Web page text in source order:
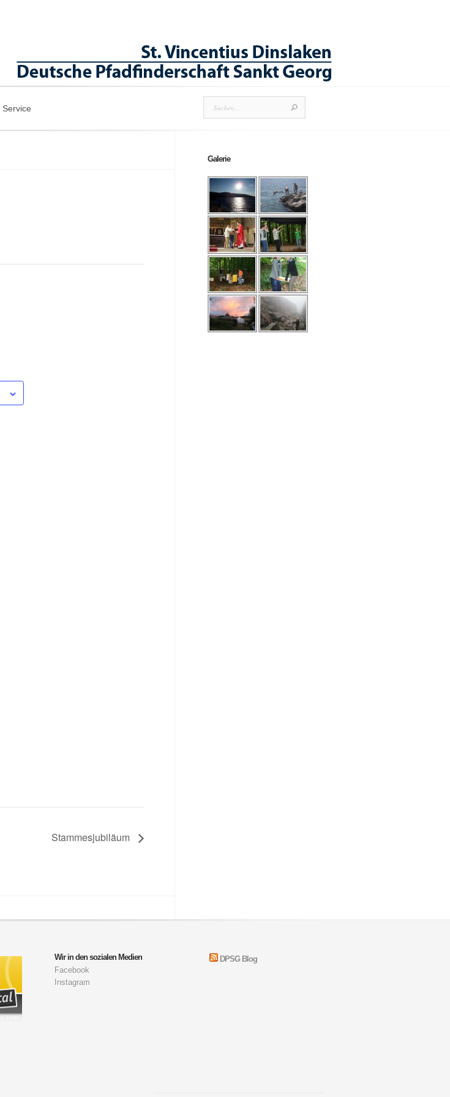
Service
Stammesjubiläum
Galerie
Wir in den sozialen Medien
Facebook
Instagram
DPSG Blog